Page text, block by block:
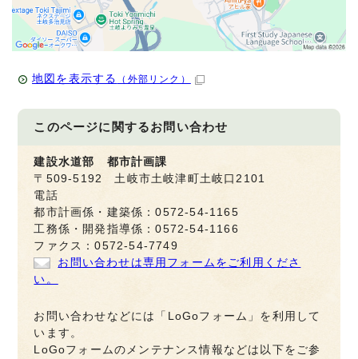
地図を表示する （外部リンク）
このページに関するお問い合わせ
建設水道部 都市計画課
〒509-5192 土岐市土岐津町土岐口2101
電話
都市計画係・建築係：0572-54-1165
工務係・開発指導係：0572-54-1166
ファクス：0572-54-7749
お問い合わせは専用フォームをご利用くださ
い。
お問い合わせなどには「LoGoフォーム」を利用して
います。
LoGoフォームのメンテナンス情報などは以下をご参